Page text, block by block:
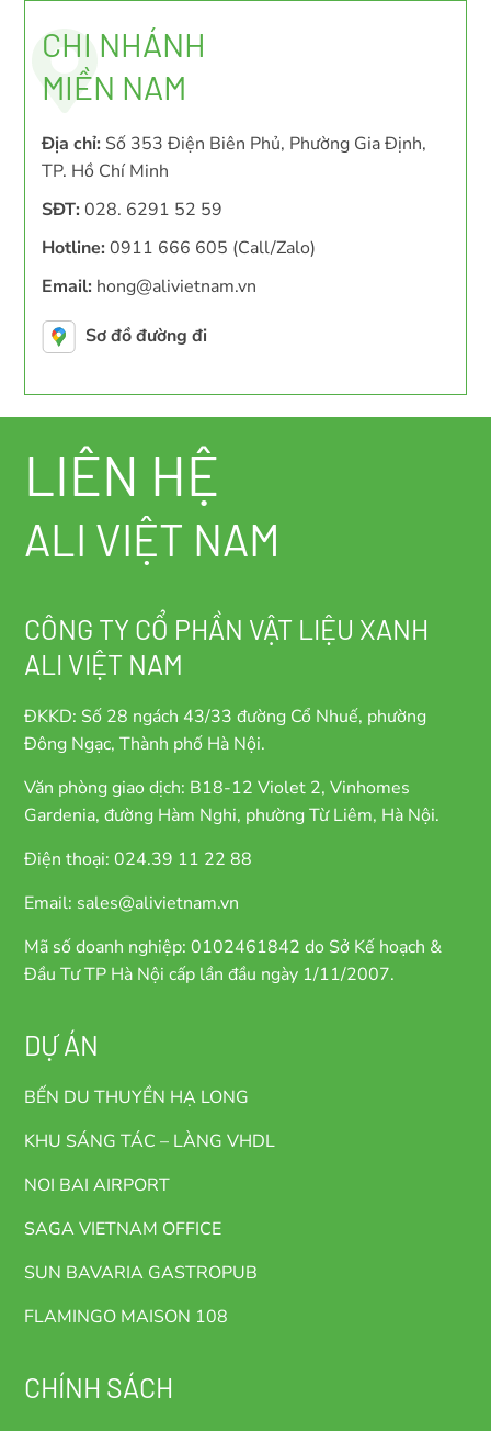
CHI NHÁNH
MIỀN NAM
Địa chỉ: Số 353 Điện Biên Phủ, Phường Gia Định,
TP. Hồ Chí Minh
SĐT: 028. 6291 52 59
Hotline: 0911 666 605 (Call/Zalo)
Email: hong@alivietnam.vn
Sơ đồ đường đi
LIÊN HỆ
ALI VIỆT NAM
CÔNG TY CỔ PHẦN VẬT LIỆU XANH
ALI VIỆT NAM
ĐKKD: Số 28 ngách 43/33 đường Cổ Nhuế, phường
Đông Ngạc, Thành phố Hà Nội.
Văn phòng giao dịch: B18-12 Violet 2, Vinhomes
Gardenia, đường Hàm Nghi, phường Từ Liêm, Hà Nội.
Điện thoại: 024.39 11 22 88
Email: sales@alivietnam.vn
Mã số doanh nghiệp: 0102461842 do Sở Kế hoạch &
Đầu Tư TP Hà Nội cấp lần đầu ngày 1/11/2007.
DỰ ÁN
BẾN DU THUYỀN HẠ LONG
KHU SÁNG TÁC – LÀNG VHDL
NOI BAI AIRPORT
SAGA VIETNAM OFFICE
SUN BAVARIA GASTROPUB
FLAMINGO MAISON 108
CHÍNH SÁCH